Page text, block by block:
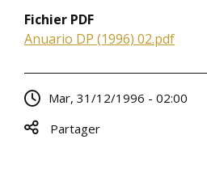
Fichier PDF
Anuario DP (1996) 02.pdf
Mar, 31/12/1996 - 02:00
Partager